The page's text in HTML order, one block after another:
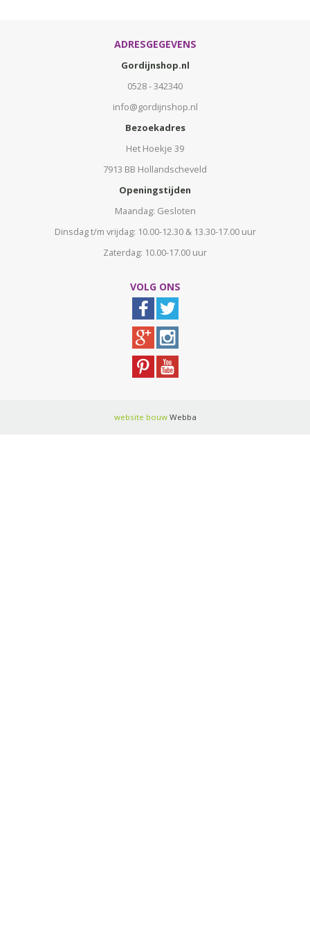
ADRESGEGEVENS
Gordijnshop.nl
0528 - 342340
info@gordijnshop.nl
Bezoekadres
Het Hoekje 39
7913 BB Hollandscheveld
Openingstijden
Maandag: Gesloten
Dinsdag t/m vrijdag: 10.00-12.30 & 13.30-17.00 uur
Zaterdag: 10.00-17.00 uur
VOLG ONS
website bouwWebba